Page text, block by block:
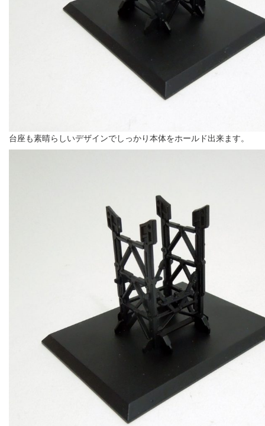
台座も素晴らしいデザインでしっかり本体をホールド出来ます。